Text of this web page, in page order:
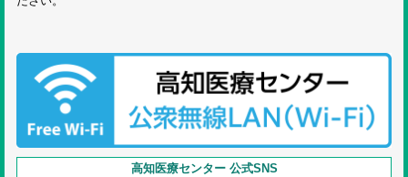
高知医療センター 公式SNS